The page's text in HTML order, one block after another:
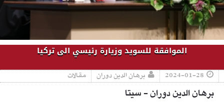
الموافقة للسويد وزيارة رئيسي الى تركيا
2024-01-28 برهان الدين دوران مقالات
برهان الدين دوران - سيتا